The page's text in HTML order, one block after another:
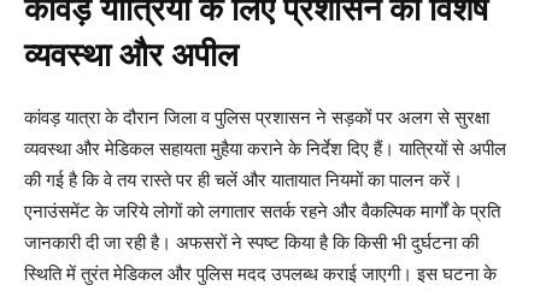
कांवड़ यात्रियों के लिए प्रशासन की विशेष
व्यवस्था और अपील
कांवड़ यात्रा के दौरान जिला व पुलिस प्रशासन ने सड़कों पर अलग से सुरक्षा
व्यवस्था और मेडिकल सहायता मुहैया कराने के निर्देश दिए हैं। यात्रियों से अपील
की गई है कि वे तय रास्ते पर ही चलें और यातायात नियमों का पालन करें।
एनाउंसमेंट के जरिये लोगों को लगातार सतर्क रहने और वैकल्पिक मार्गों के प्रति
जानकारी दी जा रही है। अफसरों ने स्पष्ट किया है कि किसी भी दुर्घटना की
स्थिति में तुरंत मेडिकल और पुलिस मदद उपलब्ध कराई जाएगी। इस घटना के